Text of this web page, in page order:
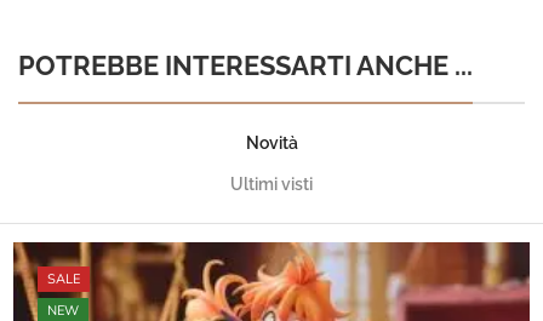
POTREBBE INTERESSARTI ANCHE ...
Novità
Ultimi visti
SALE
NEW